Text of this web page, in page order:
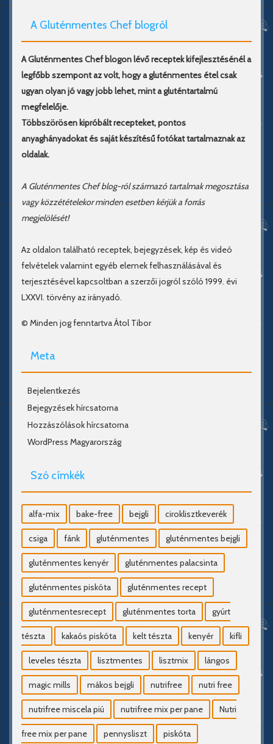
A Gluténmentes Chef blogról
A Gluténmentes Chef blogon lévő receptek kifejlesztésénél a
legfőbb szempont az volt, hogy a gluténmentes étel csak
ugyan olyan jó vagy jobb lehet, mint a gluténtartalmú
megfelelője.
Többszörösen kipróbált recepteket, pontos
anyaghányadokat és saját készítésű fotókat tartalmaznak az
oldalak.
A Gluténmentes Chef blog-ról származó tartalmak megosztása
vagy közzétételekor minden esetben kérjük a forrás
megjelölését!
Az oldalon található receptek, bejegyzések, kép és videó
felvételek valamint egyéb elemek felhasználásával és
terjesztésével kapcsoltban a szerzői jogról szóló 1999. évi
LXXVI. törvény az irányadó.
© Minden jog fenntartva Átol Tibor
Meta
Bejelentkezés
Bejegyzések hírcsatorna
Hozzászólások hírcsatorna
WordPress Magyarország
Szó címkék
alfa-mix bake-free bejgli ciroklisztkeverék
csiga fánk gluténmentes gluténmentes bejgli
gluténmentes kenyér gluténmentes palacsinta
gluténmentes piskóta gluténmentes recept
gluténmentesrecept gluténmentes torta gyúrt
tészta kakaós piskóta kelt tészta kenyér kifli
leveles tészta lisztmentes lisztmix lángos
magic mills mákos bejgli nutrifree nutri free
nutrifree miscela piú nutrifree mix per pane Nutri
free mix per pane pennysliszt piskóta